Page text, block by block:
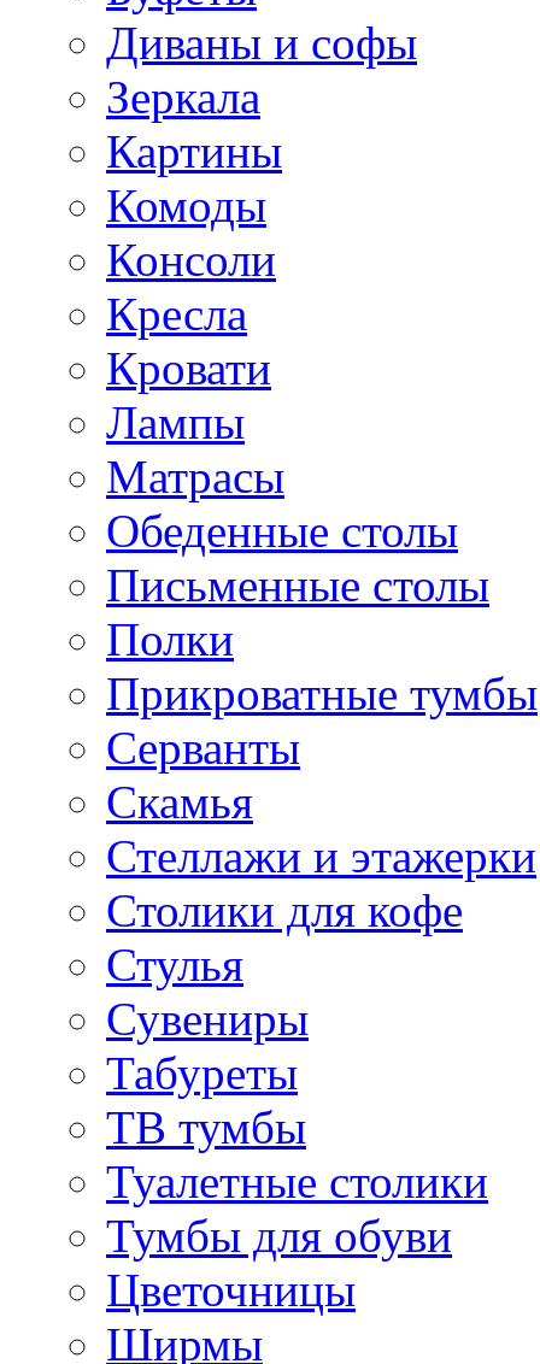
Диваны и софы
Зеркала
Картины
Комоды
Консоли
Кресла
Кровати
Лампы
Матрасы
Обеденные столы
Письменные столы
Полки
Прикроватные тумбы
Серванты
Скамья
Стеллажи и этажерки
Столики для кофе
Стулья
Сувениры
Табуреты
ТВ тумбы
Туалетные столики
Тумбы для обуви
Цветочницы
Ширмы